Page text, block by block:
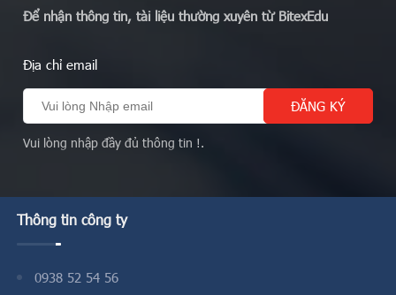
Để nhận thông tin, tài liệu thường xuyên từ BitexEdu
Địa chỉ email
Vui lòng nhập đầy đủ thông tin !.
Thông tin công ty
0938 52 54 56